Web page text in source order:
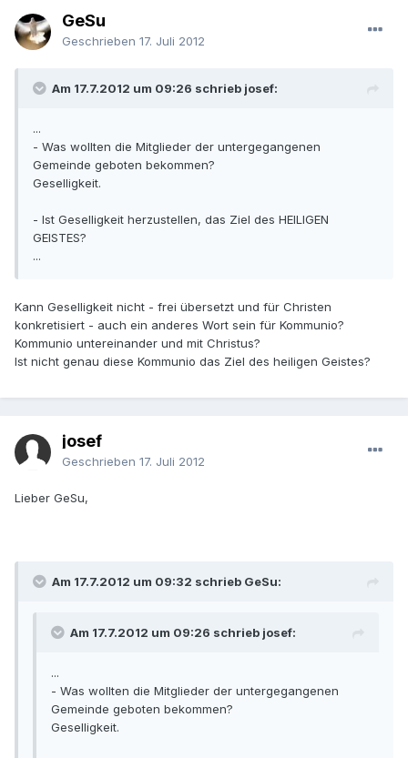
GeSu
Geschrieben 17. Juli 2012
Am 17.7.2012 um 09:26 schrieb josef:
...
- Was wollten die Mitglieder der untergegangenen
Gemeinde geboten bekommen?
Geselligkeit.
- Ist Geselligkeit herzustellen, das Ziel des HEILIGEN
GEISTES?
...
Kann Geselligkeit nicht - frei übersetzt und für Christen
konkretisiert - auch ein anderes Wort sein für Kommunio?
Kommunio untereinander und mit Christus?
Ist nicht genau diese Kommunio das Ziel des heiligen Geistes?
josef
Geschrieben 17. Juli 2012
Lieber GeSu,
Am 17.7.2012 um 09:32 schrieb GeSu:
Am 17.7.2012 um 09:26 schrieb josef:
...
- Was wollten die Mitglieder der untergegangenen
Gemeinde geboten bekommen?
Geselligkeit.